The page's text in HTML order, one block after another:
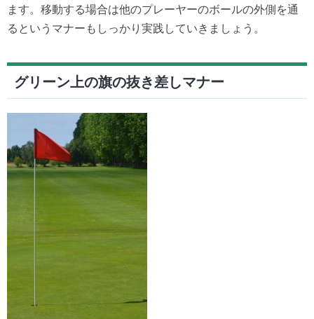
ます。移動する場合は他のプレーヤーのボールの外側を通
るというマナーもしっかり実践していきましょう。
グリーン上の旗の抜き差しマナー